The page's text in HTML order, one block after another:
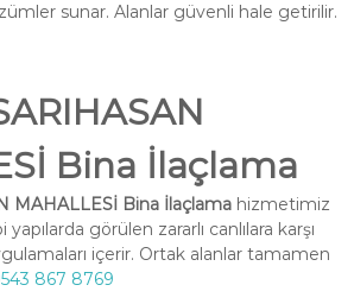
sunar. Alanlar güvenli hale getirilir.
Bina İlaçlama
MAHALLESİ Bina İlaçlamahizmetimiz
görülen zararlı canlılara karşı
içerir. Ortak alanlar tamamen
867 8769